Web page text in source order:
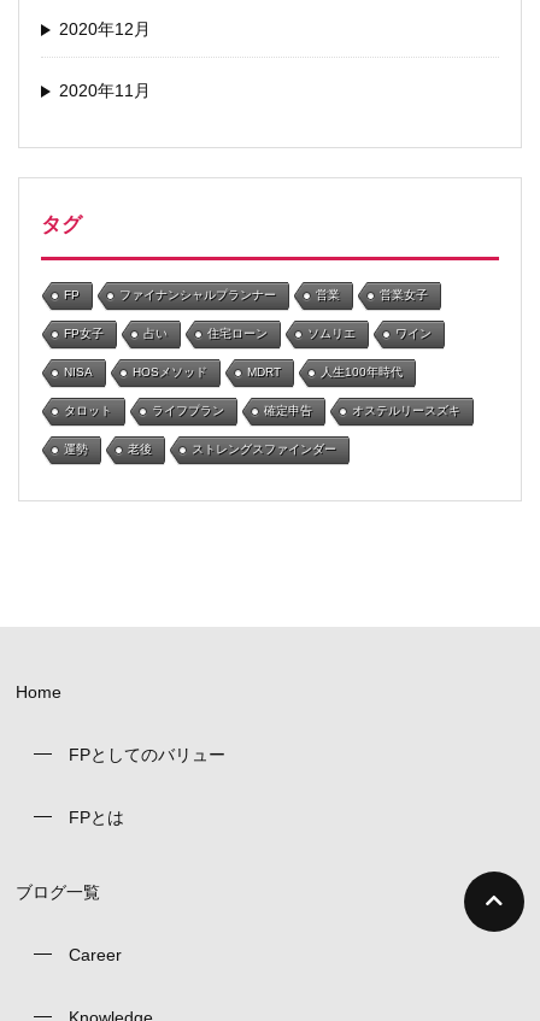
2020年12月
2020年11月
タグ
FP ファイナンシャルプランナー 営業 営業女子
FP女子 占い 住宅ローン ソムリエ ワイン
NISA HOSメソッド MDRT 人生100年時代
タロット ライフプラン 確定申告 オステルリースズキ
運勢 老後 ストレングスファインダー
Home
FPとしてのバリュー
FPとは
ブログ一覧
Career